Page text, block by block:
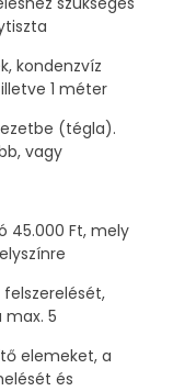
kondenzvíz
1 méter
(tégla).
vagy
45.000 Ft, mely
5
elemeket, a
és